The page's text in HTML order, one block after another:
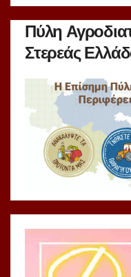
Πύλη
Στερεάς